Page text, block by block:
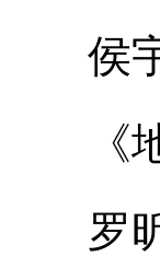
侯
《地
罗